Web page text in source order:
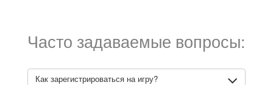
Часто задаваемые вопросы:
Как зарегистрироваться на игру?